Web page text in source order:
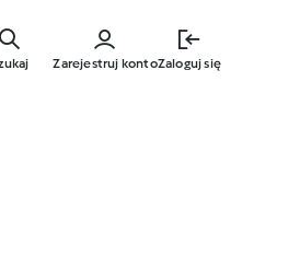
głównej
Zarejestruj kontoZaloguj się